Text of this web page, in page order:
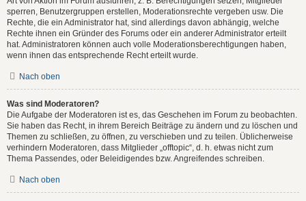
sperren, Benutzergruppen erstellen, Moderationsrechte vergeben usw. Die
Rechte, die ein Administrator hat, sind allerdings davon abhängig, welche
Rechte ihnen ein Gründer des Forums oder ein anderer Administrator erteilt
hat. Administratoren können auch volle Moderationsberechtigungen haben,
wenn ihnen das entsprechende Recht erteilt wurde.
Nach oben
Was sind Moderatoren?
Die Aufgabe der Moderatoren ist es, das Geschehen im Forum zu beobachten.
Sie haben das Recht, in ihrem Bereich Beiträge zu ändern und zu löschen und
Themen zu schließen, zu öffnen, zu verschieben und zu teilen. Üblicherweise
verhindern Moderatoren, dass Mitglieder „offtopic“, d. h. etwas nicht zum
Thema Passendes, oder Beleidigendes bzw. Angreifendes schreiben.
Nach oben